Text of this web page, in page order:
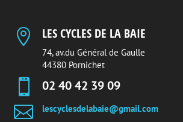
 LES CYCLES DE LA BAIE
74, av.du Général de Gaulle
44380 Pornichet
 02 40 42 39 09
 lescyclesdelabaie@gmail.com